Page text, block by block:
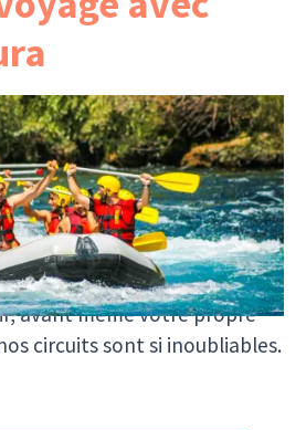
raconte une histoire
montre qui voyage avec
marquent et ce que l’on
partant avec Asiaventura.
mais des impressions
une image authentique — et
avant même votre propre
circuits sont si inoubliables.